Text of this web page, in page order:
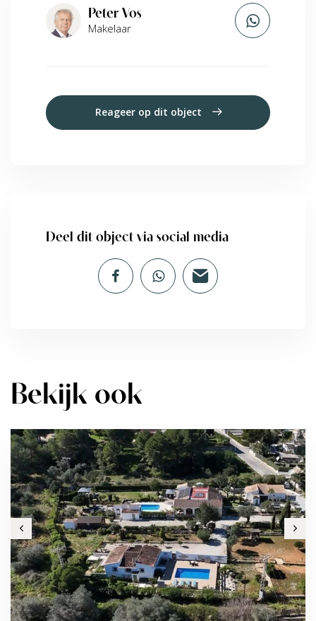
Peter Vos
Makelaar
Reageer op dit object
Deel dit object via social media
Bekijk ook